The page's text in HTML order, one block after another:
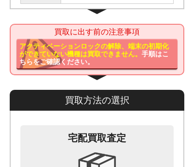
買取に出す前の注意事項
アクティベーションロックの解除、端末の初期化
ができていない機種は買取できません。手順はこ
ちらをご確認ください。
買取方法の選択
宅配買取査定